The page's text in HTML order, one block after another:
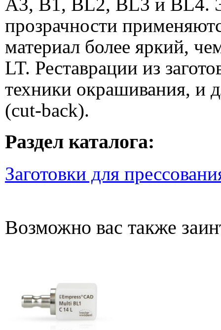
A3, B1, BL2, BL3 и BL4.
прозрачности
материал более яркий,
LT. Реставрации из
техники окрашивания, и
(cut-back).
Раздел каталога:
Заготовки для
Возможно вас также